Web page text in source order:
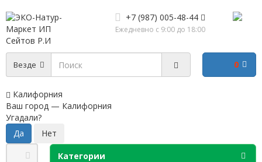
+7 (987) 005-48-44
Ежедневно с 9:00 до 18:00
Везде
Калифорния
Ваш город — Калифорния
Угадали?
0
Категории